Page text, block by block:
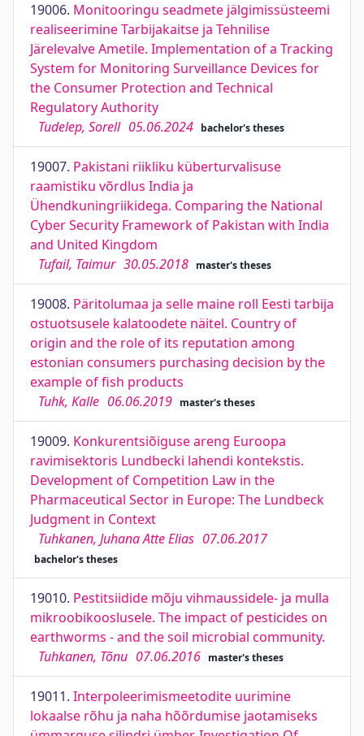
19006. Monitooringu seadmete jälgimissüsteemi
realiseerimine Tarbijakaitse ja Tehnilise
Järelevalve Ametile. Implementation of a Tracking
System for Monitoring Surveillance Devices for
the Consumer Protection and Technical
Regulatory Authority
Tudelep, Sorell 05.06.2024 bachelor's theses
19007. Pakistani riikliku küberturvalisuse
raamistiku võrdlus India ja
Ühendkuningriikidega. Comparing the National
Cyber Security Framework of Pakistan with India
and United Kingdom
Tufail, Taimur 30.05.2018 master's theses
19008. Päritolumaa ja selle maine roll Eesti tarbija
ostuotsusele kalatoodete näitel. Country of
origin and the role of its reputation among
estonian consumers purchasing decision by the
example of fish products
Tuhk, Kalle 06.06.2019 master's theses
19009. Konkurentsiõiguse areng Euroopa
ravimisektoris Lundbecki lahendi kontekstis.
Development of Competition Law in the
Pharmaceutical Sector in Europe: The Lundbeck
Judgment in Context
Tuhkanen, Juhana Atte Elias 07.06.2017
bachelor's theses
19010. Pestitsiidide mõju vihmaussidele- ja mulla
mikroobikooslusele. The impact of pesticides on
earthworms - and the soil microbial community.
Tuhkanen, Tõnu 07.06.2016 master's theses
19011. Interpoleerimismeetodite uurimine
lokaalse rõhu ja naha hõõrdumise jaotamiseks